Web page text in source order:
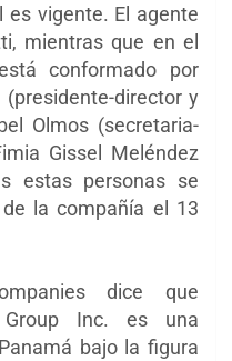
es vigente. El agente
mientras que en el
conformado por
director y
Olmos (secretaria-
Gissel Meléndez
estas personas se
la compañía el 13
dice que
Group Inc. es una
bajo la figura